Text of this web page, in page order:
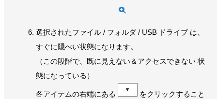
選択されたファイル / フォルダ / USB ドライブ は、
すぐに隠ぺい状態になります。
（この段階で、既に見えない＆アクセスできない 状
態になっている）
各アイテムの右端にある
をクリックすること